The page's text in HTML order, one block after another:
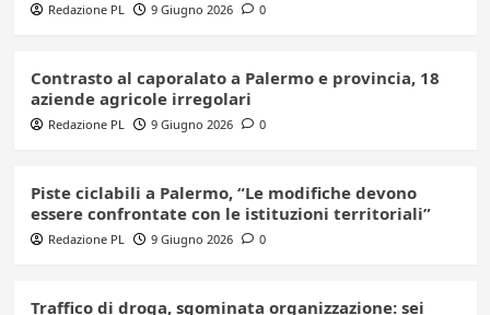
Redazione PL 9 Giugno 2026 0
Contrasto al caporalato a Palermo e provincia, 18
aziende agricole irregolari
Redazione PL 9 Giugno 2026 0
Piste ciclabili a Palermo, “Le modifiche devono
essere confrontate con le istituzioni territoriali”
Redazione PL 9 Giugno 2026 0
Traffico di droga, sgominata organizzazione: sei